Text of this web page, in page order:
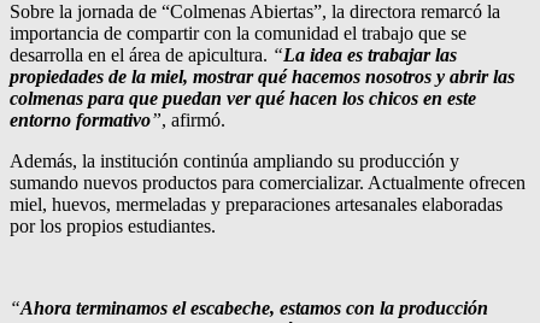
Sobre la jornada de “Colmenas Abiertas”, la directora remarcó la
importancia de compartir con la comunidad el trabajo que se
desarrolla en el área de apicultura. “La idea es trabajar las
propiedades de la miel, mostrar qué hacemos nosotros y abrir las
colmenas para que puedan ver qué hacen los chicos en este
entorno formativo”, afirmó.
Además, la institución continúa ampliando su producción y
sumando nuevos productos para comercializar. Actualmente ofrecen
miel, huevos, mermeladas y preparaciones artesanales elaboradas
por los propios estudiantes.
“Ahora terminamos el escabeche, estamos con la producción